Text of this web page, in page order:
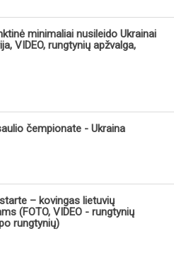
minimaliai nusileido Ukrainai
VIDEO, rungtynių apžvalga,
čempionate - Ukraina
– kovingas lietuvių
(FOTO, VIDEO - rungtynių
rungtynių)